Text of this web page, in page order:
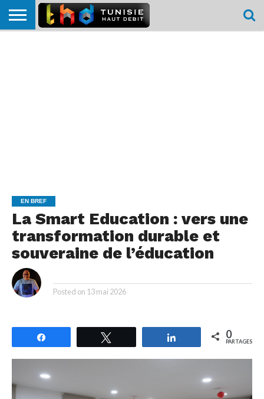
EN BREF
La Smart Education : vers une
transformation durable et
souveraine de l’éducation
Posted on 13 mai 2026
Partagez 0
PARTAGES